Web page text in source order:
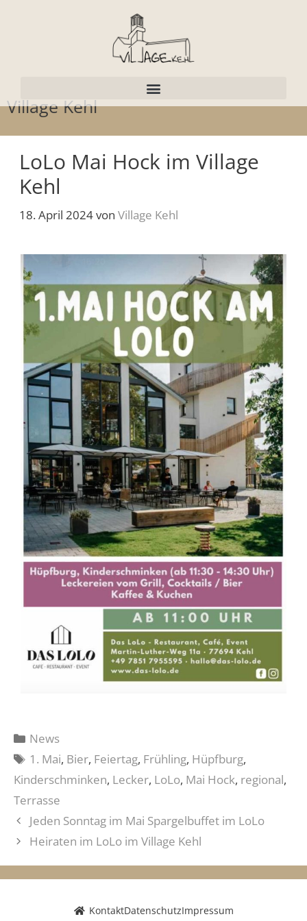
Village Kehl
LoLo Mai Hock im Village
Kehl
18. April 2024von Village Kehl
News
1. Mai, Bier, Feiertag, Frühling, Hüpfburg,
Kinderschminken, Lecker, LoLo, Mai Hock, regional,
Terrasse
Jeden Sonntag im Mai Spargelbuffet im LoLo
Heiraten im LoLo im Village Kehl
KontaktDatenschutzImpressum